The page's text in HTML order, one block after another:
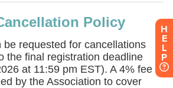
H
E
L
P